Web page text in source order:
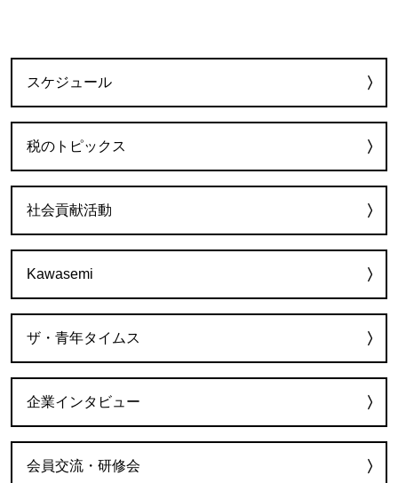
スケジュール
税のトピックス
社会貢献活動
Kawasemi
ザ・青年タイムス
企業インタビュー
会員交流・研修会